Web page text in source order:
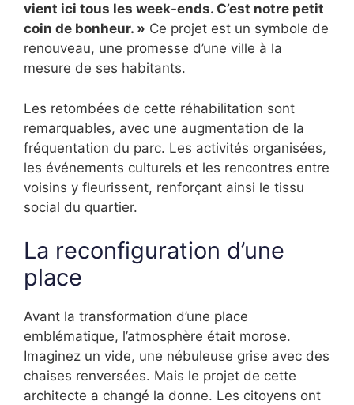
vient ici tous les week-ends. C’est notre petit
coin de bonheur. » Ce projet est un symbole de
renouveau, une promesse d’une ville à la
mesure de ses habitants.
Les retombées de cette réhabilitation sont
remarquables, avec une augmentation de la
fréquentation du parc. Les activités organisées,
les événements culturels et les rencontres entre
voisins y fleurissent, renforçant ainsi le tissu
social du quartier.
La reconfiguration d’une
place
Avant la transformation d’une place
emblématique, l’atmosphère était morose.
Imaginez un vide, une nébuleuse grise avec des
chaises renversées. Mais le projet de cette
architecte a changé la donne. Les citoyens ont